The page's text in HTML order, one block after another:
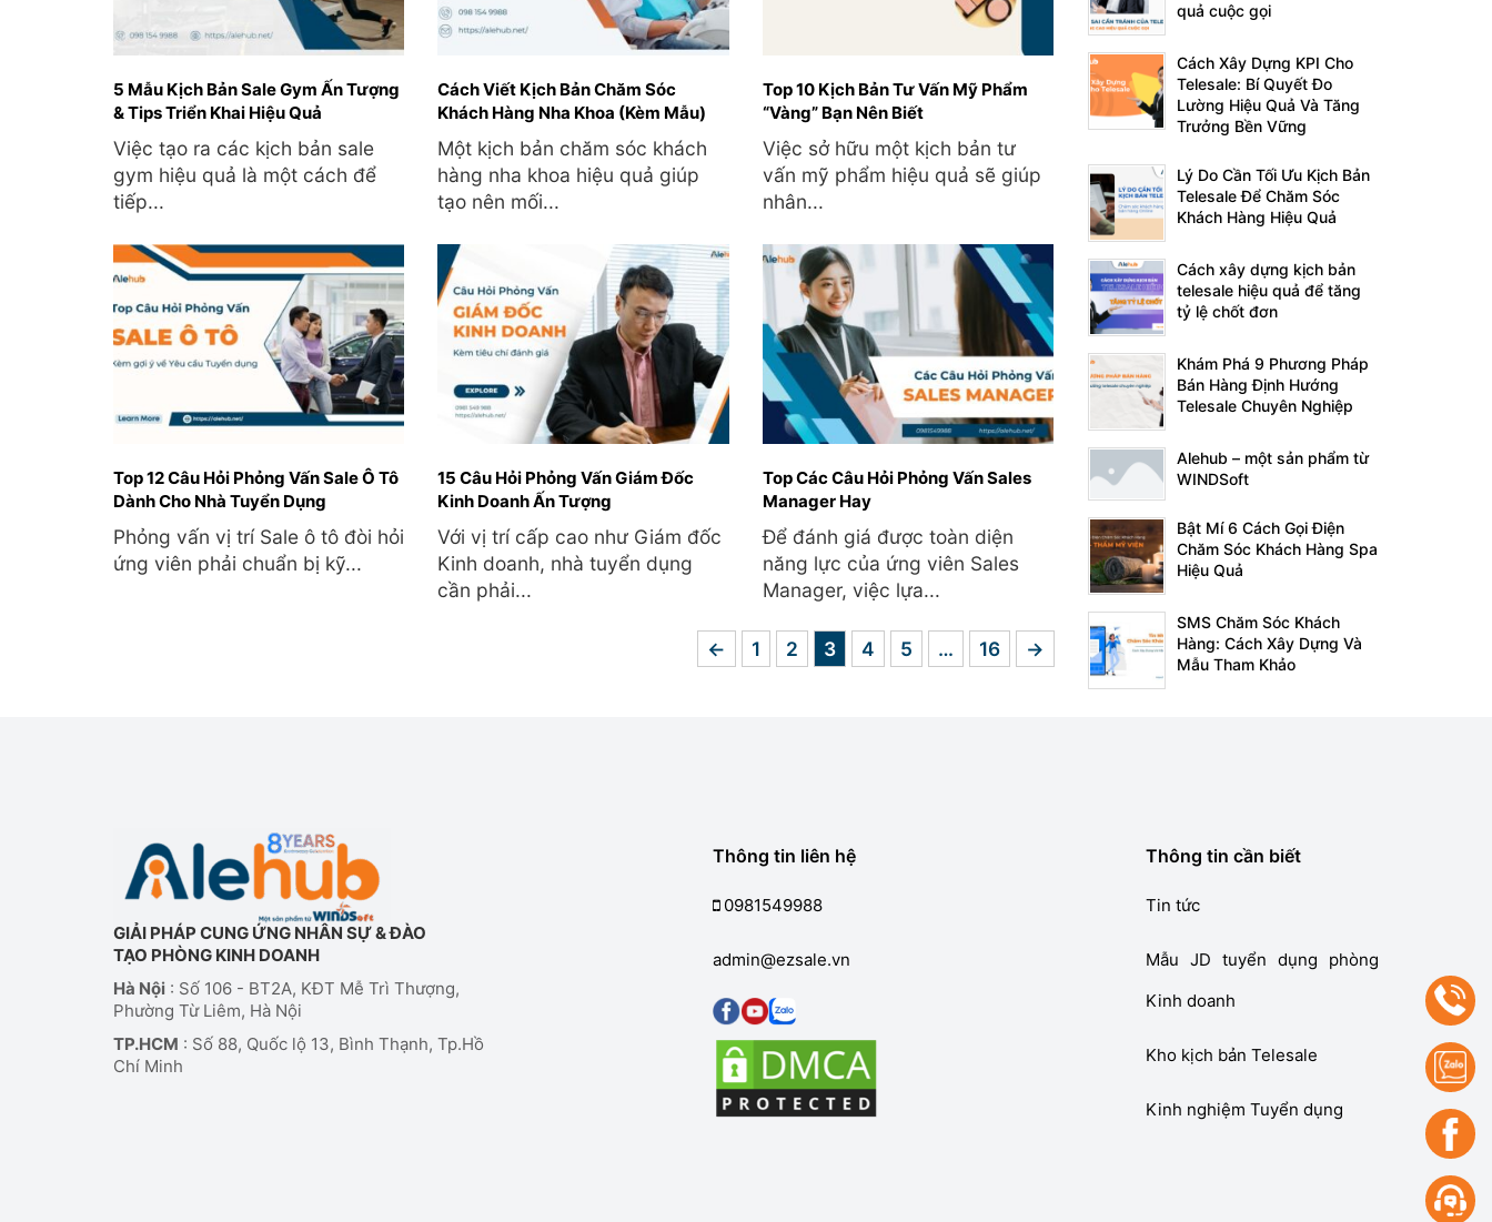
5 Mẫu Kịch Bản Sale Gym Ấn Tượng
& Tips Triển Khai Hiệu Quả
Việc tạo ra các kịch bản sale
gym hiệu quả là một cách để
tiếp...
Cách Viết Kịch Bản Chăm Sóc
Khách Hàng Nha Khoa (Kèm Mẫu)
Một kịch bản chăm sóc khách
hàng nha khoa hiệu quả giúp
tạo nên mối...
Top 10 Kịch Bản Tư Vấn Mỹ Phẩm
“Vàng” Bạn Nên Biết
Việc sở hữu một kịch bản tư
vấn mỹ phẩm hiệu quả sẽ giúp
nhân...
Top 12 Câu Hỏi Phỏng Vấn Sale Ô Tô
Dành Cho Nhà Tuyển Dụng
Phỏng vấn vị trí Sale ô tô đòi hỏi
ứng viên phải chuẩn bị kỹ...
15 Câu Hỏi Phỏng Vấn Giám Đốc
Kinh Doanh Ấn Tượng
Với vị trí cấp cao như Giám đốc
Kinh doanh, nhà tuyển dụng
cần phải...
Top Các Câu Hỏi Phỏng Vấn Sales
Manager Hay
Để đánh giá được toàn diện
năng lực của ứng viên Sales
Manager, việc lựa...
← 1 2 3 4 5 … 16 →
quả cuộc gọi
Cách Xây Dựng KPI Cho
Telesale: Bí Quyết Đo
Lường Hiệu Quả Và Tăng
Trưởng Bền Vững
Lý Do Cần Tối Ưu Kịch Bản
Telesale Để Chăm Sóc
Khách Hàng Hiệu Quả
Cách xây dựng kịch bản
telesale hiệu quả để tăng
tỷ lệ chốt đơn
Khám Phá 9 Phương Pháp
Bán Hàng Định Hướng
Telesale Chuyên Nghiệp
Alehub – một sản phẩm từ
WINDSoft
Bật Mí 6 Cách Gọi Điện
Chăm Sóc Khách Hàng Spa
Hiệu Quả
SMS Chăm Sóc Khách
Hàng: Cách Xây Dựng Và
Mẫu Tham Khảo
GIẢI PHÁP CUNG ỨNG NHÂN SỰ & ĐÀO
TẠO PHÒNG KINH DOANH
Hà Nội : Số 106 - BT2A, KĐT Mễ Trì Thượng,
Phường Từ Liêm, Hà Nội
TP.HCM : Số 88, Quốc lộ 13, Bình Thạnh, Tp.Hồ
Chí Minh
Thông tin liên hệ
0981549988
admin@ezsale.vn
Thông tin cần biết
Tin tức
Mẫu JD tuyển dụng phòng
Kinh doanh
Kho kịch bản Telesale
Kinh nghiệm Tuyển dụng